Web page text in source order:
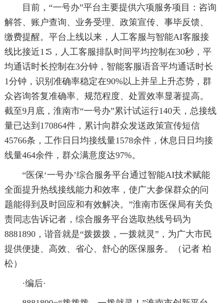
目前，“一号办”平台主要提供六项服务项目：咨询
解答、账户查询、业务受理、政策宣传、事毕反馈、
缴费提醒。平台上线以来，人工客服与智能AI客服接
线比接近1∶5，人工客服排队时间平均控制在30秒，平
均通话时长控制在3分钟，智能客服语音平均通话时长
1分钟，识别准确率稳定在90%以上并呈上升态势，群
众咨询答复准确率、规范程度、处置效率显著提高。
截至9月底，淮南市“一号办”累计试运行140天，总接线
量已达到170864件，累计向群众发送政策宣传短信
45766条，工作日日均接线量1578余件，休息日日均接
线量464余件，群众满意度达97%。
“医保‘一号办’综合服务平台通过智能AI技术赋能
全面提升热线接线能力和效率，使广大参保群众的问
题能得到及时回应和有效解决。”淮南市医保局有关负
责同志告诉记者，综合服务平台选取热线号码为
8881890，谐音就是“拨拨拨，一拨就灵”，为广大市民
提供便捷、高效、省心、舒心的医保服务。（记者 柏
松）
·编后·